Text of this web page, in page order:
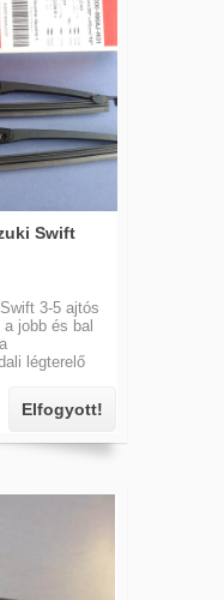
Swift
3-5 ajtós
jobb és bal
légterelő
Elfogyott!